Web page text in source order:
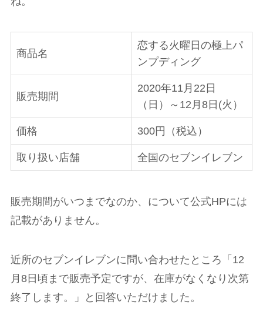
商品名
恋する火曜日の極上パ
ンプディング
販売期間
2020年11月22日
（日）～12月8日(火）
価格 300円（税込）
取り扱い店舗 全国のセブンイレブン
販売期間がいつまでなのか、について公式HPには
記載がありません。
近所のセブンイレブンに問い合わせたところ「12
月8日頃まで販売予定ですが、在庫がなくなり次第
終了します。」と回答いただけました。